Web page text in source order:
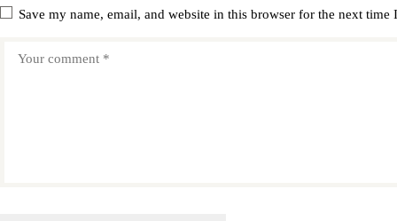
Save my name, email, and website in this browser for the next time